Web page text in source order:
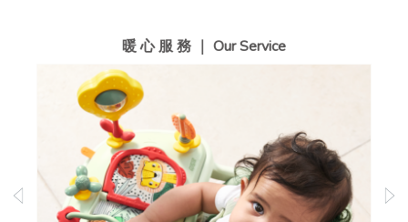
暖 心 服 務 ｜ Our Service